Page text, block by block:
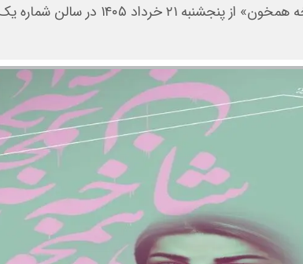
می‌شود. نمایشگاه نقاشی‌های فریبا میریان با عنوان «شاخه